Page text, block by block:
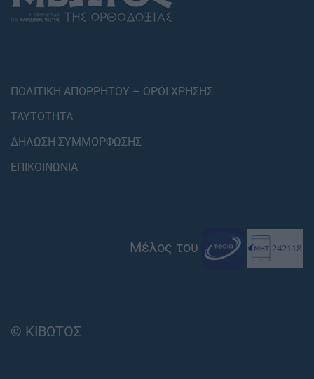
ΠΟΛΙΤΙΚΗ ΑΠΟΡΡΗΤΟΥ – ΟΡΟΙ ΧΡΗΣΗΣ
ΤΑΥΤΟΤΗΤΑ
ΔΗΛΩΣΗ ΣΥΜΜΟΡΦΩΣΗΣ
ΕΠΙΚΟΙΝΩΝΙΑ
Μέλος του
© ΚΙΒΩΤΟΣ